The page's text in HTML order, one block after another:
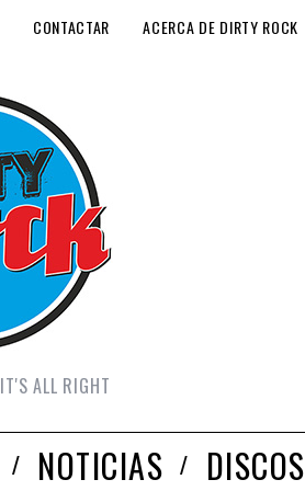
CONTACTAR ACERCA DE DIRTY ROCK
ALL RIGHT
NOTICIAS DISCOS